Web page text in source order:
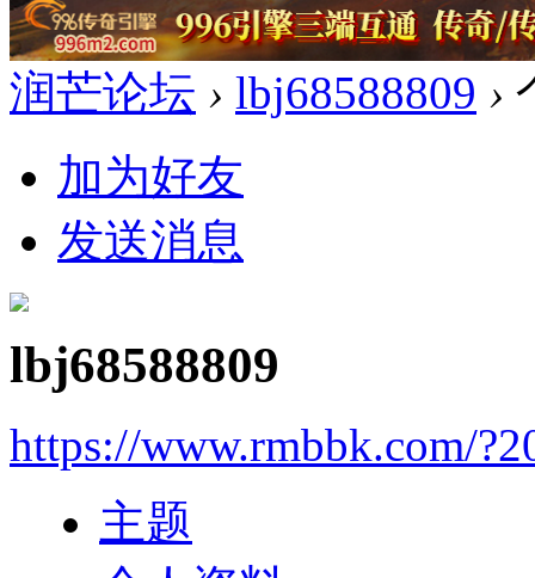
润芒论坛 › lbj68588809 ›
加为好友
发送消息
lbj68588809
https://www.rmbbk.com/
主题